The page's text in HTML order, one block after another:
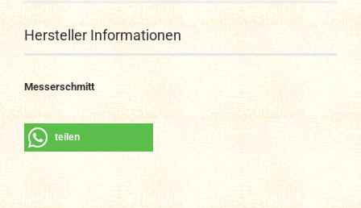
Hersteller Informationen
Messerschmitt
teilen